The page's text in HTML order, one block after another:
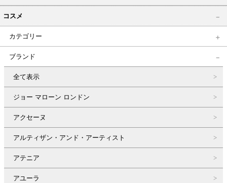
コスメ
カテゴリー
ブランド
全て表示
ジョー マローン ロンドン
アクセーヌ
アルティザン・アンド・アーティスト
アテニア
アユーラ